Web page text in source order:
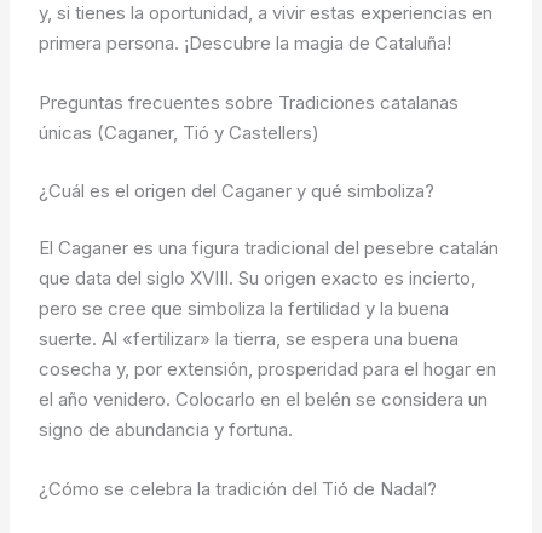
y, si tienes la oportunidad, a vivir estas experiencias en
primera persona. ¡Descubre la magia de Cataluña!
Preguntas frecuentes sobre Tradiciones catalanas
únicas (Caganer, Tió y Castellers)
¿Cuál es el origen del Caganer y qué simboliza?
El Caganer es una figura tradicional del pesebre catalán
que data del siglo XVIII. Su origen exacto es incierto,
pero se cree que simboliza la fertilidad y la buena
suerte. Al «fertilizar» la tierra, se espera una buena
cosecha y, por extensión, prosperidad para el hogar en
el año venidero. Colocarlo en el belén se considera un
signo de abundancia y fortuna.
¿Cómo se celebra la tradición del Tió de Nadal?